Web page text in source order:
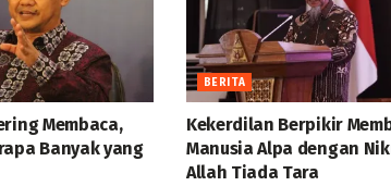
Membaca,
Banyak yang
BERITA
Kekerdilan Berpikir
Manusia Alpa dengan
Allah Tiada Tara